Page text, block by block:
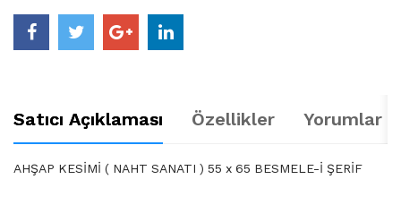
Satıcı Açıklaması Özellikler Yorumlar
AHŞAP KESİMİ ( NAHT SANATI ) 55 x 65 BESMELE-İ ŞERİF